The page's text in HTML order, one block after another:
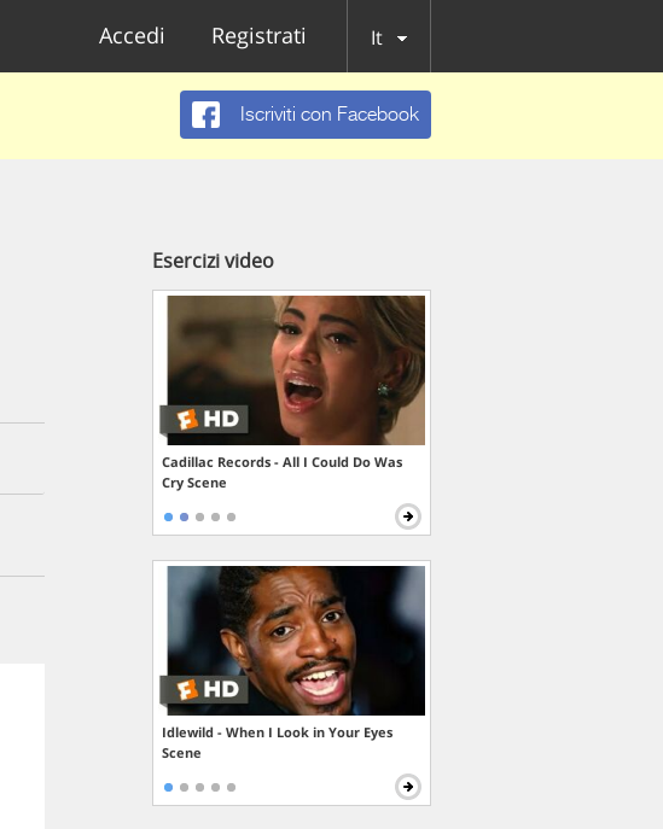
Accedi Registrati It
Iscriviti con Facebook
Esercizi video
Cadillac Records - All I Could Do Was
Cry Scene
Idlewild - When I Look in Your Eyes
Scene